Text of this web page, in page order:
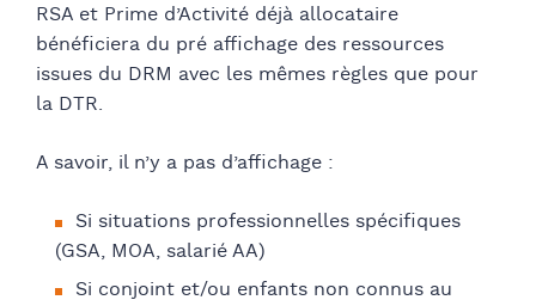
RSA et Prime d’Activité déjà allocataire
bénéficiera du pré affichage des ressources
issues du DRM avec les mêmes règles que pour
la DTR.
A savoir, il n’y a pas d’affichage :
Si situations professionnelles spécifiques
(GSA, MOA, salarié AA)
Si conjoint et/ou enfants non connus au